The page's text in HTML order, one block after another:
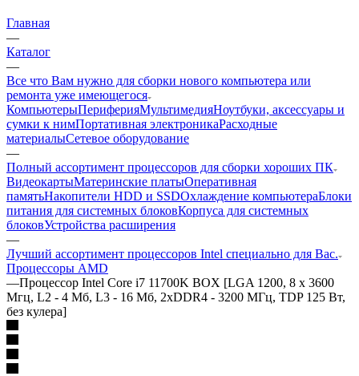
Главная
—
Каталог
—
Все что Вам нужно для сборки нового компьютера или
ремонта уже имеющегося
КомпьютерыПериферияМультимедияНоутбуки, аксессуары и
сумки к нимПортативная электроникаРасходные
материалыСетевое оборудование
—
Полный ассортимент процессоров для сборки хороших ПК
ВидеокартыМатеринские платыОперативная
памятьНакопители HDD и SSDОхлаждение компьютераБлоки
питания для системных блоковКорпуса для системных
блоковУстройства расширения
—
Лучший ассортимент процессоров Intel специально для Вас.
Процессоры AMD
—Процессор Intel Core i7 11700K BOX [LGA 1200, 8 x 3600
Мгц, L2 - 4 Мб, L3 - 16 Мб, 2xDDR4 - 3200 МГц, TDP 125 Вт,
без кулера]